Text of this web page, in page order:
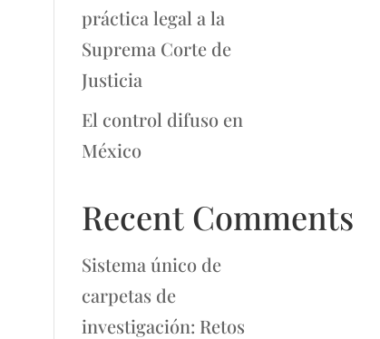
práctica legal a la
Suprema Corte de
Justicia
El control difuso en
México
Recent Comments
Sistema único de
carpetas de
investigación: Retos